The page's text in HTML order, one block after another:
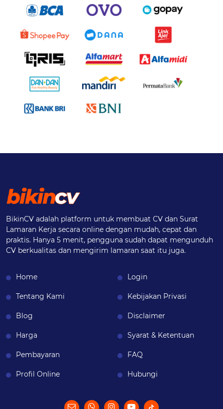
BikinCV adalah platform untuk membuat CV dan Surat
Lamaran Kerja secara online dengan mudah, cepat dan
praktis. Hanya 5 menit, pengguna sudah dapat mengunduh
CV berkualitas dan mengirim lamaran saat itu juga.
Home
Tentang Kami
Blog
Harga
Pembayaran
Profil Online
Login
Kebijakan Privasi
Disclaimer
Syarat & Ketentuan
FAQ
Hubungi